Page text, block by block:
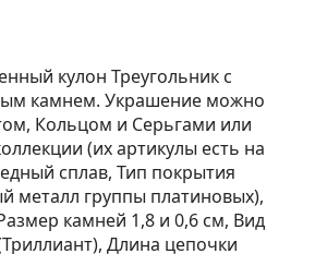
кулон Треугольник с
камнем. Украшение можно
Кольцом и Серьгами или
(их aртикулы есть на
сплав, Тип покрытия
металл группы платиновых),
камней 1,8 и 0,6 см, Вид
Длина цепочки